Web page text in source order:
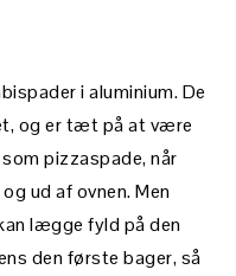
i aluminium. De
og er tæt på at være
pizzaspade, når
ud af ovnen. Men
lægge fyld på den
den første bager, så